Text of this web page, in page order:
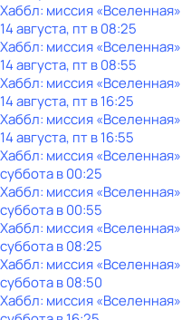
Хаббл: миссия «Вселенная»
14 августа, пт в 08:25
Хаббл: миссия «Вселенная»
14 августа, пт в 08:55
Хаббл: миссия «Вселенная»
14 августа, пт в 16:25
Хаббл: миссия «Вселенная»
14 августа, пт в 16:55
Хаббл: миссия «Вселенная»
субботав00:25
Хаббл: миссия «Вселенная»
субботав00:55
Хаббл: миссия «Вселенная»
субботав08:25
Хаббл: миссия «Вселенная»
субботав08:50
Хаббл: миссия «Вселенная»